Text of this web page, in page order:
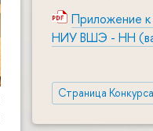
Приложение
НИУ ВШЭ - НН
Страница Конкурса